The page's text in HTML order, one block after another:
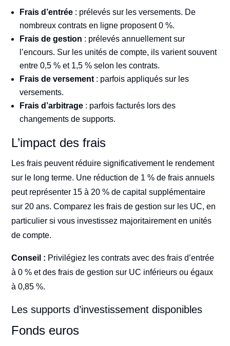
Frais d’entrée : prélevés sur les versements. De
nombreux contrats en ligne proposent 0 %.
Frais de gestion : prélevés annuellement sur
l’encours. Sur les unités de compte, ils varient souvent
entre 0,5 % et 1,5 % selon les contrats.
Frais de versement : parfois appliqués sur les
versements.
Frais d’arbitrage : parfois facturés lors des
changements de supports.
L’impact des frais
Les frais peuvent réduire significativement le rendement
sur le long terme. Une réduction de 1 % de frais annuels
peut représenter 15 à 20 % de capital supplémentaire
sur 20 ans. Comparez les frais de gestion sur les UC, en
particulier si vous investissez majoritairement en unités
de compte.
Conseil : Privilégiez les contrats avec des frais d’entrée
à 0 % et des frais de gestion sur UC inférieurs ou égaux
à 0,85 %.
Les supports d’investissement disponibles
Fonds euros